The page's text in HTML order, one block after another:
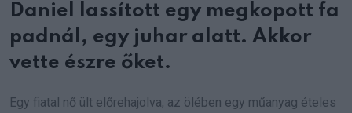
Daniel lassított egy megkopott fa
padnál, egy juhar alatt. Akkor
vette észre őket.
Egy fiatal nő ült előrehajolva, az ölében egy műanyag ételes